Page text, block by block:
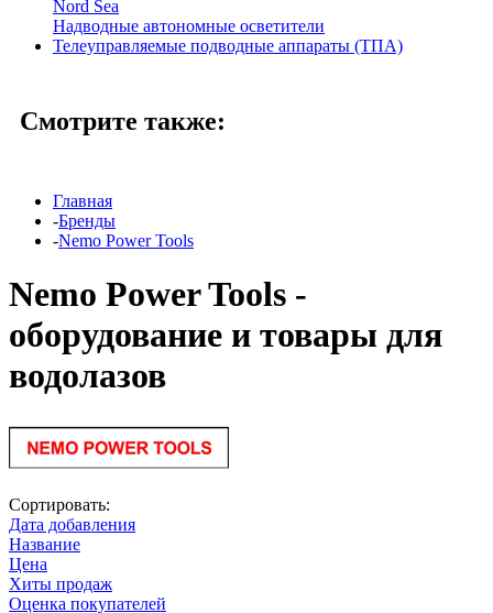
Nord Sea
Надводные автономные осветители
Телеуправляемые подводные аппараты (ТПА)
Смотрите также:
Главная
-Бренды
-Nemo Power Tools
Nemo Power Tools -
оборудование и товары для
водолазов
Сортировать:
Дата добавления
Название
Цена
Хиты продаж
Оценка покупателей